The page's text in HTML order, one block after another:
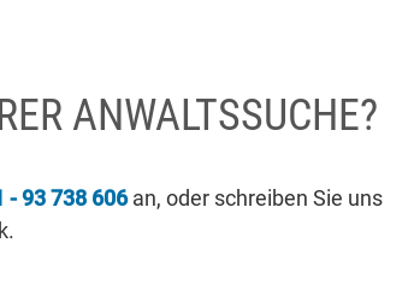
ANWALTSSUCHE?
- 93 738 606an, oder schreiben Sie uns